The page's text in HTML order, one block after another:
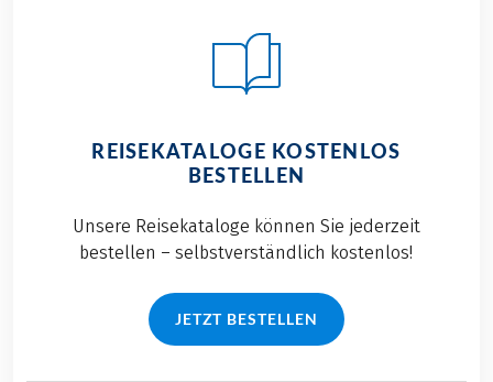
REISEKATALOGE KOSTENLOS
BESTELLEN
Unsere Reisekataloge können Sie jederzeit
bestellen – selbstverständlich kostenlos!
JETZT BESTELLEN